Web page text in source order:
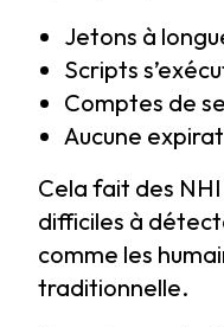
Jetons à
Scripts
Comptes de
Aucune
Cela fait des
difficiles à
comme les
traditionnelle.